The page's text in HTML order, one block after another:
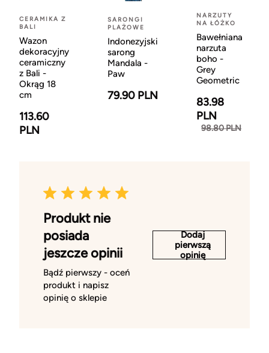
CERAMIKA Z
BALI
Wazon
dekoracyjny
ceramiczny
z Bali -
Okrąg 18
cm
113.60
PLN
SARONGI
PLAŻOWE
Indonezyjski
sarong
Mandala -
Paw
79.90 PLN
NARZUTY
NA ŁÓŻKO
Bawełniana
narzuta
boho -
Grey
Geometric
83.98
PLN
98.80 PLN
Produkt nie
posiada
jeszcze opinii
Bądź pierwszy - oceń
produkt i napisz
opinię o sklepie
Dodaj
pierwszą
opinię